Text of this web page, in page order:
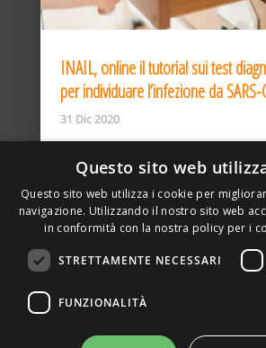
INAIL, online il tutorial sui test
per individuare l’infezione da
31 Dic 2020
DELLA TORRE, 15 – 20127 –
SITO REALIZZATO DA
Questo sito web
Questo sito web utilizza i cookie per
navigazione. Utilizzando il nostro sito web
in conformità con la nostra policy per i
STRETTAMENTE NECESSARI
FUNZIONALITÀ